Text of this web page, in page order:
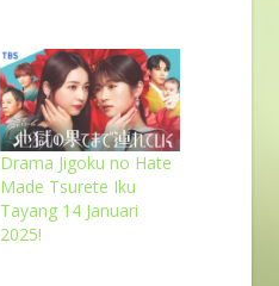
Drama Jigoku no Hate
Made Tsurete Iku
Tayang 14 Januari
2025!